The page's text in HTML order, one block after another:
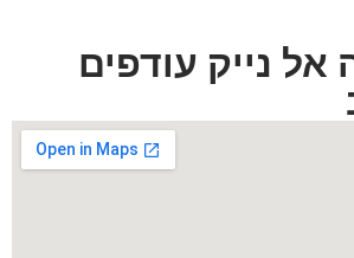
נייק עודפים